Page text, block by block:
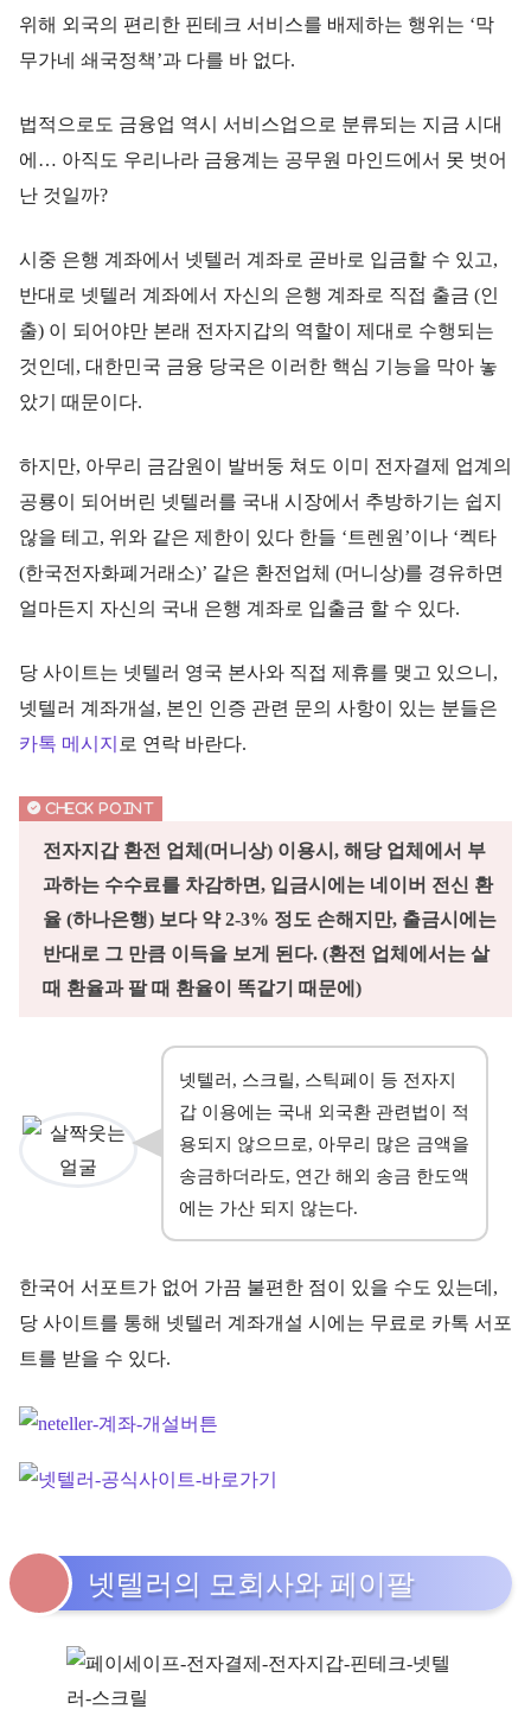
위해 외국의 편리한 핀테크 서비스를 배제하는 행위는 ‘막
무가네 쇄국정책’과 다를 바 없다.
법적으로도 금융업 역시 서비스업으로 분류되는 지금 시대
에… 아직도 우리나라 금융계는 공무원 마인드에서 못 벗어
난 것일까?
시중 은행 계좌에서 넷텔러 계좌로 곧바로 입금할 수 있고,
반대로 넷텔러 계좌에서 자신의 은행 계좌로 직접 출금 (인
출) 이 되어야만 본래 전자지갑의 역할이 제대로 수행되는
것인데, 대한민국 금융 당국은 이러한 핵심 기능을 막아 놓
았기 때문이다.
하지만, 아무리 금감원이 발버둥 쳐도 이미 전자결제 업계의
공룡이 되어버린 넷텔러를 국내 시장에서 추방하기는 쉽지
않을 테고, 위와 같은 제한이 있다 한들 ‘트렌원’이나 ‘켁타
(한국전자화폐거래소)’ 같은 환전업체 (머니상)를 경유하면
얼마든지 자신의 국내 은행 계좌로 입출금 할 수 있다.
당 사이트는 넷텔러 영국 본사와 직접 제휴를 맺고 있으니,
넷텔러 계좌개설, 본인 인증 관련 문의 사항이 있는 분들은
카톡 메시지 로 연락 바란다.
전자지갑 환전 업체(머니상) 이용시, 해당 업체에서 부
과하는 수수료를 차감하면, 입금시에는 네이버 전신 환
율 (하나은행) 보다 약 2-3% 정도 손해지만, 출금시에는
반대로 그 만큼 이득을 보게 된다. (환전 업체에서는 살
때 환율과 팔 때 환율이 똑같기 때문에)
넷텔러, 스크릴, 스틱페이 등 전자지
갑 이용에는 국내 외국환 관련법이 적
용되지 않으므로, 아무리 많은 금액을
송금하더라도, 연간 해외 송금 한도액
에는 가산 되지 않는다.
한국어 서포트가 없어 가끔 불편한 점이 있을 수도 있는데,
당 사이트를 통해 넷텔러 계좌개설 시에는 무료로 카톡 서포
트를 받을 수 있다.
넷텔러의 모회사와 페이팔